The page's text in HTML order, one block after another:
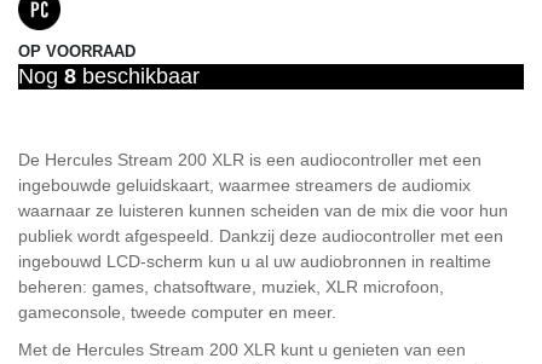
OP VOORRAAD
Nog 8 beschikbaar
De Hercules Stream 200 XLR is een audiocontroller met een
ingebouwde geluidskaart, waarmee streamers de audiomix
waarnaar ze luisteren kunnen scheiden van de mix die voor hun
publiek wordt afgespeeld. Dankzij deze audiocontroller met een
ingebouwd LCD-scherm kun u al uw audiobronnen in realtime
beheren: games, chatsoftware, muziek, XLR microfoon,
gameconsole, tweede computer en meer.
Met de Hercules Stream 200 XLR kunt u genieten van een